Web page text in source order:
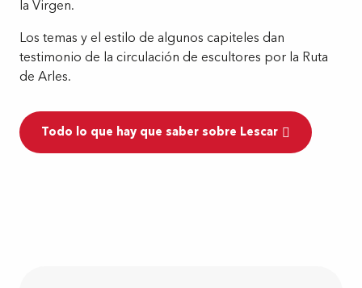
la Virgen.
Los temas y el estilo de algunos capiteles dan
testimonio de la circulación de escultores por la Ruta
de Arles.
Todo lo que hay que saber sobre Lescar